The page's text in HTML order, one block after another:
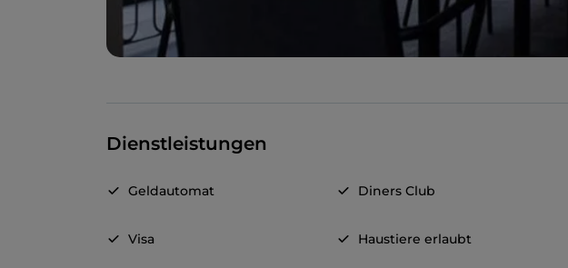
Dienstleistungen
Geldautomat Diners Club
Visa Haustiere erlaubt